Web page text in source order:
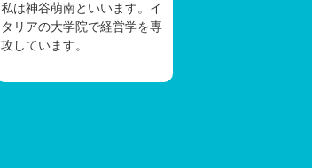
私は神谷萌南といいます。イ
タリアの大学院で経営学を専
攻しています。